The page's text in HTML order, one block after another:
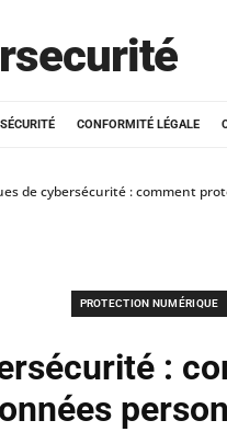
CONFORMITÉ LÉGALE
de cybersécurité : comment
PROTECTION NUMÉRIQUE
: